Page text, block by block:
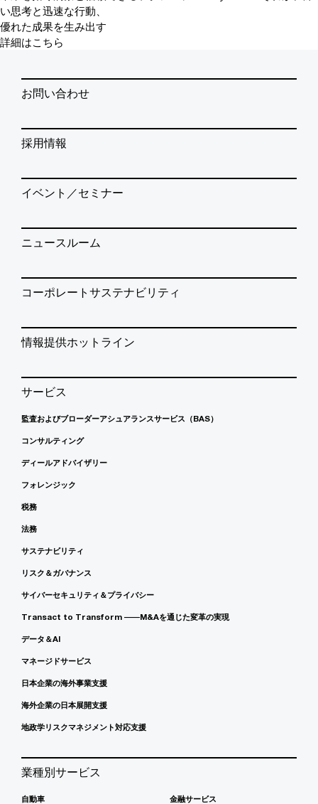
い思考と迅速な行動、
優れた成果を生み出す
詳細はこちら
お問い合わせ
採用情報
イベント／セミナー
ニュースルーム
コーポレートサステナビリティ
情報提供ホットライン
サービス
監査およびブローダーアシュアランスサービス（BAS）
コンサルティング
ディールアドバイザリー
フォレンジック
税務
法務
サステナビリティ
リスク＆ガバナンス
サイバーセキュリティ＆プライバシー
Transact to Transform ――M&Aを通じた変革の実現
データ＆AI
マネージドサービス
日本企業の海外事業支援
海外企業の日本展開支援
地政学リスクマネジメント対応支援
業種別サービス
自動車 金融サービス